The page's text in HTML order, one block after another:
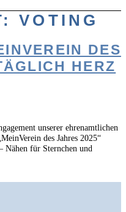
VOTING
DES
HERZ
unserer ehrenamtlichen
des Jahres 2025“
Nähen für Sternchen und